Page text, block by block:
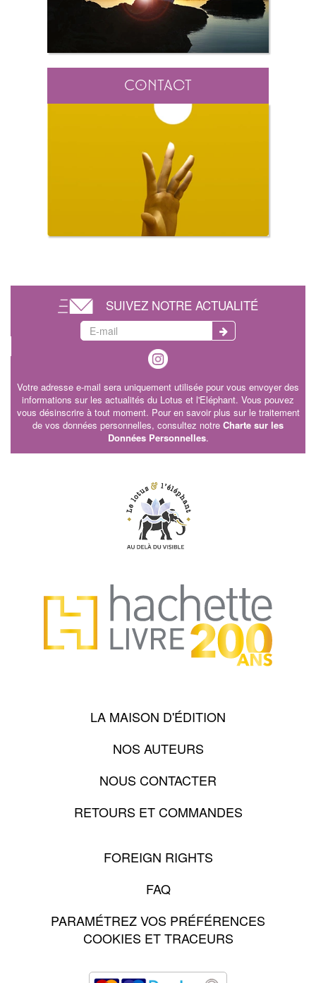
Contact
SUIVEZ NOTRE ACTUALITÉ
Votre adresse e-mail sera uniquement utilisée pour vous envoyer des
informations sur les actualités du Lotus et l'Eléphant. Vous pouvez
vous désinscrire à tout moment. Pour en savoir plus sur le traitement
de vos données personnelles, consultez notre Charte sur les
Données Personnelles.
LA MAISON D'ÉDITION
NOS AUTEURS
NOUS CONTACTER
RETOURS ET COMMANDES
FOREIGN RIGHTS
FAQ
PARAMÉTREZ VOS PRÉFÉRENCES
COOKIES ET TRACEURS